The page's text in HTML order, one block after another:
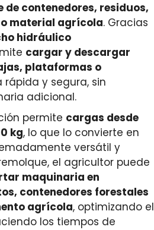
contenedores, residuos,
material agrícola. Gracias
hidráulico
cargar y descargar
plataformas o
rápida y segura, sin
adicional.
permite cargas desde
kg, lo que lo convierte en
versátil y
el agricultor puede
maquinaria en
contenedores forestales
agrícola, optimizando el
los tiempos de